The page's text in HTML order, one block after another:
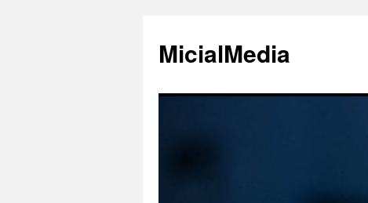
MicialMedia